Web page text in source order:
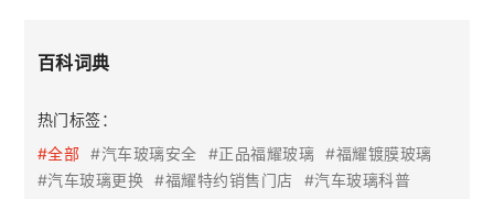
百科词典
热门标签：
#全部 #汽车玻璃安全 #正品福耀玻璃 #福耀镀膜玻璃
#汽车玻璃更换 #福耀特约销售门店 #汽车玻璃科普